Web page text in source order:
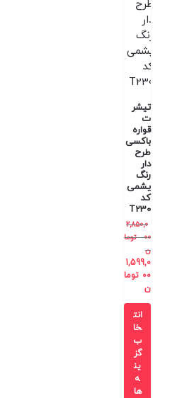
تیشر
ت
قواره
باکسی
طرح
دار
رنگ
یشمی
کد
T230
2,850,0
00
توما
ن
1,599,0
00 توما
ن
انت
خا
ب
گز
ین
ه
ها